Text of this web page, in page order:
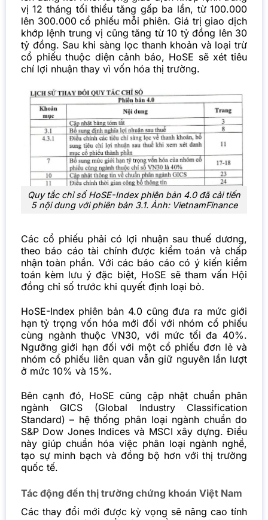
vị 12 tháng tối thiểu tăng gấp ba lần, từ 100.000
lên 300.000 cổ phiếu mỗi phiên. Giá trị giao dịch
khớp lệnh trung vị cũng tăng từ 10 tỷ đồng lên 30
tỷ đồng. Sau khi sàng lọc thanh khoản và loại trừ
cổ phiếu thuộc diện cảnh báo, HoSE sẽ xét tiêu
chí lợi nhuận thay vì vốn hóa thị trường.
Quy tắc chỉ số HoSE-Index phiên bản 4.0 đã cải tiến
5 nội dung với phiên bản 3.1. Ảnh: VietnamFinance
Các cổ phiếu phải có lợi nhuận sau thuế dương,
theo báo cáo tài chính được kiểm toán và chấp
nhận toàn phần. Với các báo cáo có ý kiến kiểm
toán kèm lưu ý đặc biệt, HoSE sẽ tham vấn Hội
đồng chỉ số trước khi quyết định loại bỏ.
HoSE-Index phiên bản 4.0 cũng đưa ra mức giới
hạn tỷ trọng vốn hóa mới đối với nhóm cổ phiếu
cùng ngành thuộc VN30, với mức tối đa 40%.
Ngưỡng giới hạn đối với một cổ phiếu đơn lẻ và
nhóm cổ phiếu liên quan vẫn giữ nguyên lần lượt
ở mức 10% và 15%.
Bên cạnh đó, HoSE cũng cập nhật chuẩn phân
ngành GICS (Global Industry Classification
Standard) – hệ thống phân loại ngành chuẩn do
S&P Dow Jones Indices và MSCI xây dựng. Điều
này giúp chuẩn hóa việc phân loại ngành nghề,
tạo sự minh bạch và đồng bộ hơn với thị trường
quốc tế.
Tác động đến thị trường chứng khoán Việt Nam
Các thay đổi mới được kỳ vọng sẽ nâng cao tính